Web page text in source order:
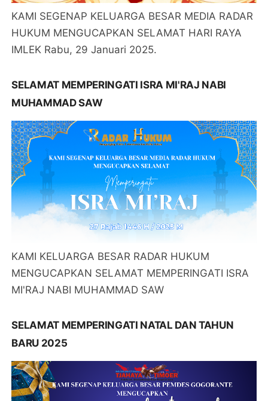
KAMI SEGENAP KELUARGA BESAR MEDIA RADAR
HUKUM MENGUCAPKAN SELAMAT HARI RAYA
IMLEK Rabu, 29 Januari 2025.
SELAMAT MEMPERINGATI ISRA MI'RAJ NABI
MUHAMMAD SAW
KAMI KELUARGA BESAR RADAR HUKUM
MENGUCAPKAN SELAMAT MEMPERINGATI ISRA
MI'RAJ NABI MUHAMMAD SAW
SELAMAT MEMPERINGATI NATAL DAN TAHUN
BARU 2025